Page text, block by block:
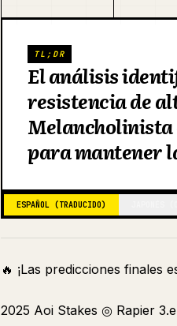
TL;DR
El análisis
resistencia de
Melancholinista
para mantener
ESPAÑOL (TRADUCIDO)
🔥 ¡Las predicciones finales
2025 Aoi Stakes ◎ Rapier